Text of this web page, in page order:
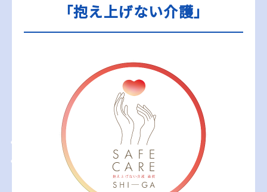
「抱え上げない介護」